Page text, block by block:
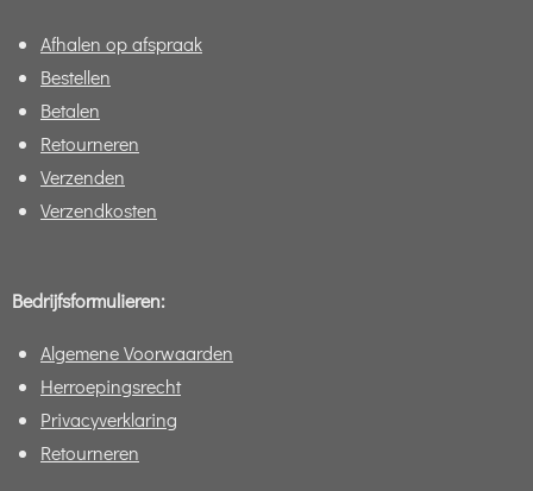
Afhalen op afspraak
Bestellen
Betalen
Retourneren
Verzenden
Verzendkosten
Bedrijfsformulieren:
Algemene Voorwaarden
Herroepingsrecht
Privacyverklaring
Retourneren